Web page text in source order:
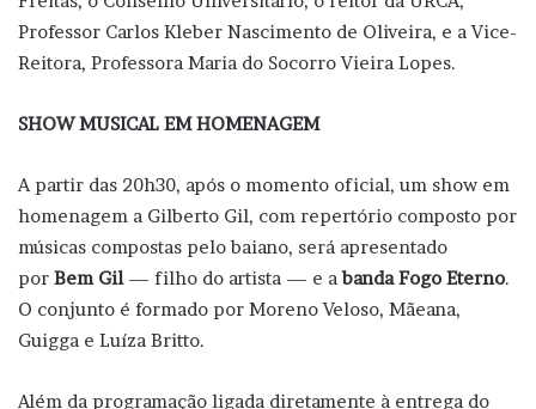
Professor Carlos Kleber Nascimento de Oliveira, e a Vice-
Reitora, Professora Maria do Socorro Vieira Lopes.
SHOW MUSICAL EM HOMENAGEM
A partir das 20h30, após o momento oficial, um show em
homenagem a Gilberto Gil, com repertório composto por
músicas compostas pelo baiano, será apresentado
por Bem Gil— filho do artista — e abanda Fogo Eterno.
O conjunto é formado por Moreno Veloso, Mãeana,
Guigga e Luíza Britto.
Além da programação ligada diretamente à entrega do